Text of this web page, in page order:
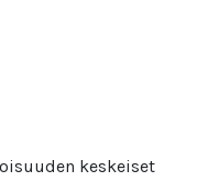
keskeiset